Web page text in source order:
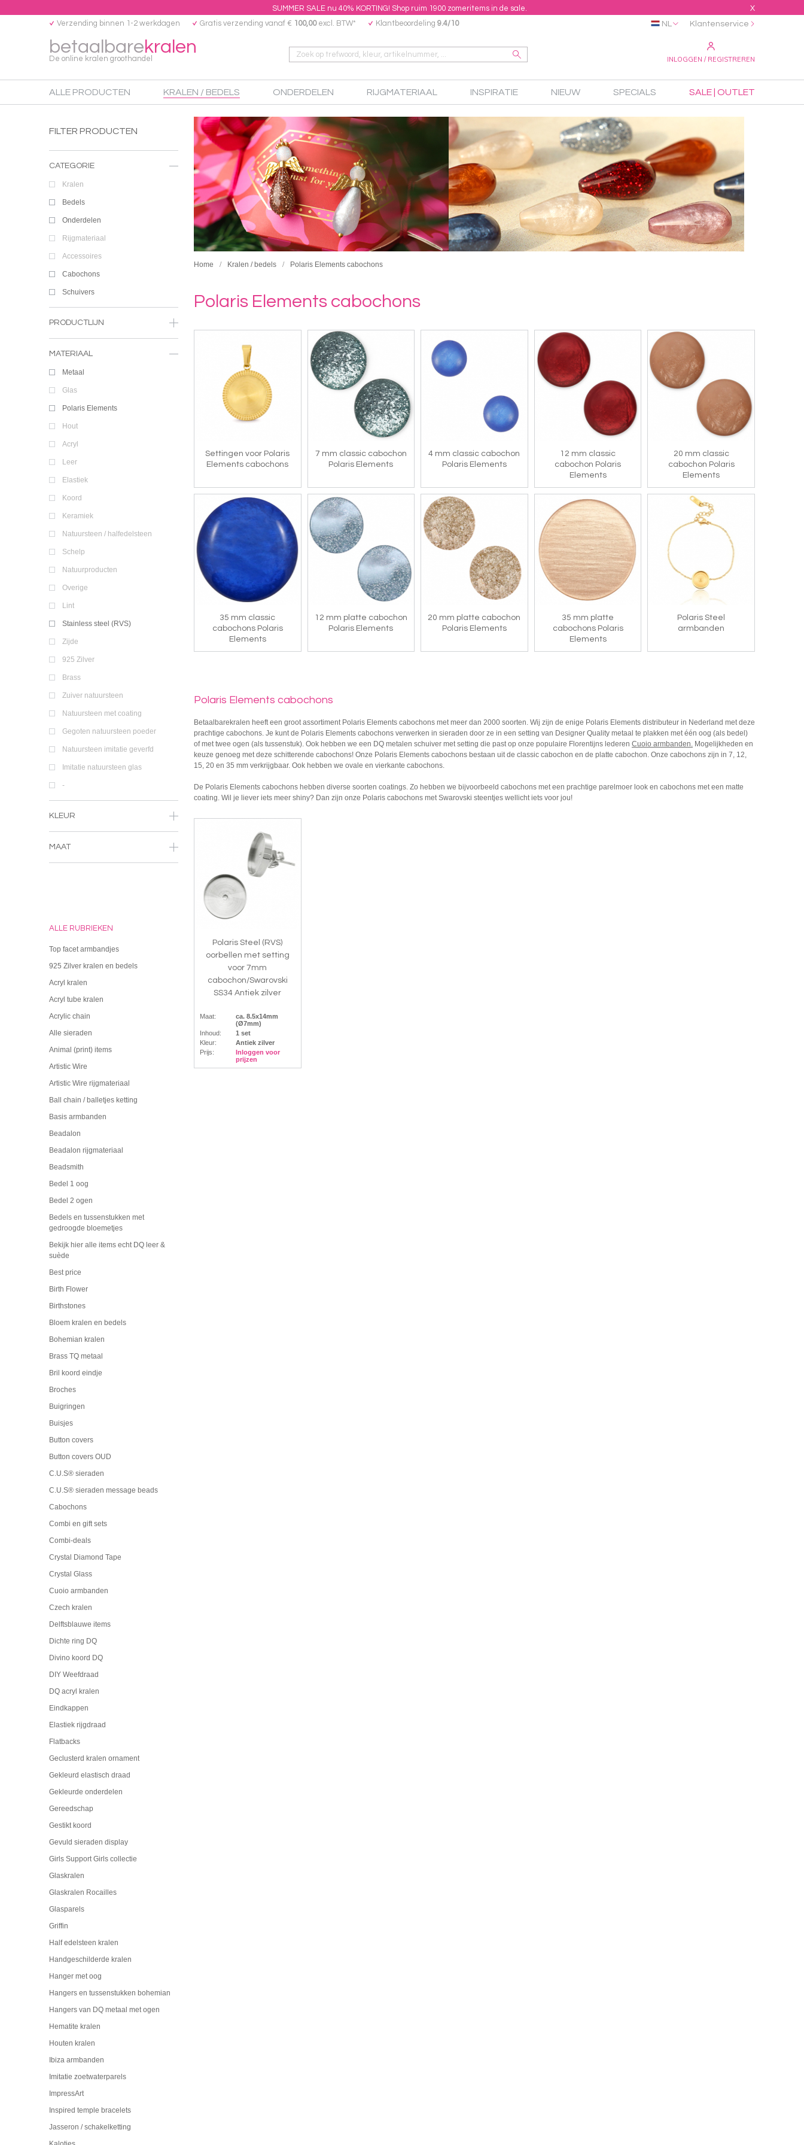
SUMMER SALE nu 40% KORTING! Shop ruim 1900 zomeritems in de sale. X
betaalbarekralen
De online kralen groothandel
Verzending binnen 1-2 werkdagen Gratis verzending vanaf € 100,00excl. BTW* Klantbeoordeling 9.4/10
INLOGGEN / REGISTREREN
NL Klantenservice
ALLE PRODUCTEN KRALEN / BEDELS ONDERDELEN RIJGMATERIAAL INSPIRATIE NIEUW SPECIALS SALE | OUTLET
FILTER PRODUCTEN
CATEGORIE
Kralen
Bedels
Onderdelen
Rijgmateriaal
Accessoires
Cabochons
Schuivers
PRODUCTLIJN
MATERIAAL
Metaal
Glas
Polaris Elements
Hout
Acryl
Leer
Elastiek
Koord
Keramiek
Natuursteen / halfedelsteen
Schelp
Natuurproducten
Overige
Lint
Stainless steel (RVS)
Zijde
925 Zilver
Brass
Zuiver natuursteen
Natuursteen met coating
Gegoten natuursteen poeder
Natuursteen imitatie geverfd
Imitatie natuursteen glas
-
KLEUR
MAAT
ALLE RUBRIEKEN
Top facet armbandjes
925 Zilver kralen en bedels
Acryl kralen
Acryl tube kralen
Acrylic chain
Alle sieraden
Animal (print) items
Artistic Wire
Artistic Wire rijgmateriaal
Ball chain / balletjes ketting
Basis armbanden
Beadalon
Beadalon rijgmateriaal
Beadsmith
Bedel 1 oog
Bedel 2 ogen
Bedels en tussenstukken met
gedroogde bloemetjes
Bekijk hier alle items echt DQ leer &
suède
Best price
Birth Flower
Birthstones
Bloem kralen en bedels
Bohemian kralen
Brass TQ metaal
Bril koord eindje
Broches
Buigringen
Buisjes
Button covers
Button covers OUD
C.U.S® sieraden
C.U.S® sieraden message beads
Cabochons
Combi en gift sets
Combi-deals
Crystal Diamond Tape
Crystal Glass
Cuoio armbanden
Czech kralen
Delftsblauwe items
Dichte ring DQ
Divino koord DQ
DIY Weefdraad
DQ acryl kralen
Eindkappen
Elastiek rijgdraad
Flatbacks
Geclusterd kralen ornament
Gekleurd elastisch draad
Gekleurde onderdelen
Gereedschap
Gestikt koord
Gevuld sieraden display
Girls Support Girls collectie
Glaskralen
Glaskralen Rocailles
Glasparels
Griffin
Half edelsteen kralen
Handgeschilderde kralen
Hanger met oog
Hangers en tussenstukken bohemian
Hangers van DQ metaal met ogen
Hematite kralen
Houten kralen
Ibiza armbanden
Imitatie zoetwaterparels
ImpressArt
Inspired temple bracelets
Jasseron / schakelketting
Home Kralen / bedels Polaris Elements cabochons
Polaris Elements cabochons
Settingen voor Polaris
Elements cabochons
7 mm classic cabochon
Polaris Elements
4 mm classic cabochon
Polaris Elements
12 mm classic
cabochon Polaris
Elements
20 mm classic
cabochon Polaris
Elements
35 mm classic
cabochons Polaris
Elements
12 mm platte cabochon
Polaris Elements
20 mm platte cabochon
Polaris Elements
35 mm platte
cabochons Polaris
Elements
Polaris Steel
armbanden
Polaris Elements cabochons
Betaalbarekralen heeft een groot assortiment Polaris Elements cabochons met meer dan 2000 soorten. Wij zijn de enige Polaris Elements distributeur in Nederland met deze
prachtige cabochons. Je kunt de Polaris Elements cabochons verwerken in sieraden door ze in een setting van Designer Quality metaal te plakken met één oog (als bedel)
of met twee ogen (als tussenstuk). Ook hebben we een DQ metalen schuiver met setting die past op onze populaire Florentijns lederen Cuoio armbanden. Mogelijkheden en
keuze genoeg met deze schitterende cabochons! Onze Polaris Elements cabochons bestaan uit de classic cabochon en de platte cabochon. Onze cabochons zijn in 7, 12,
15, 20 en 35 mm verkrijgbaar. Ook hebben we ovale en vierkante cabochons.
De Polaris Elements cabochons hebben diverse soorten coatings. Zo hebben we bijvoorbeeld cabochons met een prachtige parelmoer look en cabochons met een matte
coating. Wil je liever iets meer shiny? Dan zijn onze Polaris cabochons met Swarovski steentjes wellicht iets voor jou!
Polaris Steel (RVS)
oorbellen met setting
voor 7mm
cabochon/Swarovski
SS34 Antiek zilver
Maat:
ca. 8.5x14mm
(Ø7mm)
Inhoud:
1 set
Kleur:
Antiek zilver
Prijs:
Inloggen voor
prijzen